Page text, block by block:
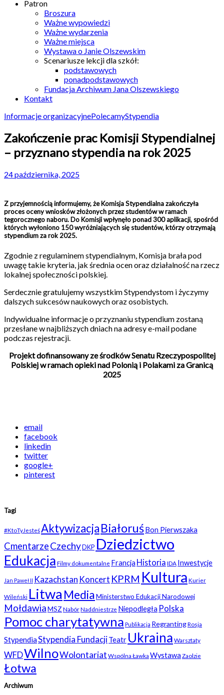
Patron
Broszura
Ważne wypowiedzi
Ważne wydarzenia
Ważne miejsca
Wystawa o Janie Olszewskim
Scenariusze lekcji dla szkół:
podstawowych
ponadpodstawowych
Fundacja Archiwum Jana Olszewskiego
Kontakt
Informacje organizacyjnePolecamyStypendia
Zakończenie prac Komisji Stypendialnej
– przyznano stypendia na rok 2025
24 października, 2025
Z przyjemnością informujemy, że Komisja Stypendialna zakończyła
proces oceny wniosków złożonych przez studentów w ramach
tegorocznego naboru. Do Komisji wpłynęło ponad 300 aplikacji, spośród
których wyłoniono 150 wyróżniających się studentów, którzy otrzymają
stypendium za rok 2025.
Zgodnie z regulaminem stypendialnym, Komisja brała pod
uwagę takie kryteria, jak średnia ocen oraz działalność na rzecz
lokalnej społeczności polskiej.
Serdecznie gratulujemy wszystkim Stypendystom i życzymy
dalszych sukcesów naukowych oraz osobistych.
Indywidualne informacje o przyznaniu stypendium zostaną
przesłane w najbliższych dniach na adresy e-mail podane
podczas rejestracji.
Projekt dofinansowany ze środków Senatu Rzeczypospolitej
Polskiej w ramach opieki nad Polonią i Polakami za Granicą
2025
email
facebook
linkedin
twitter
google+
pinterest
Tagi
#KtoTyJesteśAktywizacjaBiałoruśBon Pierwszaka
CmentarzeCzechy DKP Dziedzictwo
Edukacja Filmy dokumentalne Francja Historia IDA Inwestycje
Jan Paweł II Kazachstan Koncert KPRM Kultura Kurier
Wileński Litwa MediaMinisterstwo Edukacji Narodowej
MołdawiaMSZ NabórNaddniestrze Niepodległa Polska
Pomoc charytatywna Publikacja RegrantingRosja
StypendiaStypendia FundacjiTeatr Ukraina Warsztaty
WFDWilnoWolontariat Wspólna Ławka Wystawa Zaolzie
Łotwa
Archiwum